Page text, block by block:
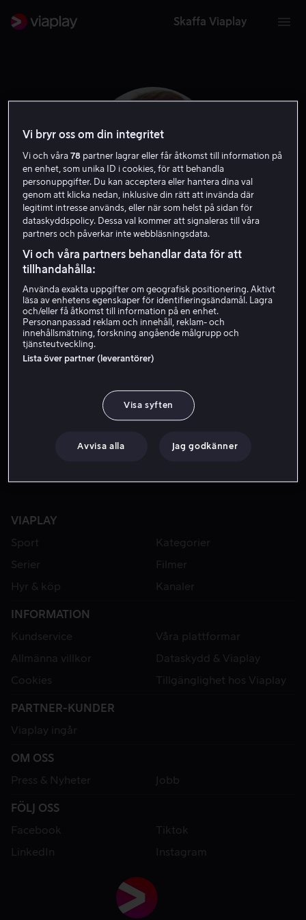
Skaffa Viaplay
Kiff VandenHeuvel
VIAPLAY
Sport
Kategorier
Serier
Filmer
Hyr & köp
Kanaler
INFORMATION
Kundservice
Våra plattformar
Allmänna villkor
Dataskydd & Viaplay
Cookies
Tillgänglighet hos Viaplay
PARTNER-KUNDER
Viaplay ingår
OM OSS
Press & Nyheter
Jobb
FÖLJ OSS
Facebook
Tiktok
LinkedIn
Instagram
Vi bryr oss om din integritet
Vi och våra78 partner lagrar eller får åtkomst till information på
en enhet, som unika ID i cookies, för att behandla
personuppgifter. Du kan acceptera eller hantera dina val
genom att klicka nedan, inklusive din rätt att invända där
legitimt intresse används, eller när som helst på sidan för
dataskyddspolicy. Dessa val kommer att signaleras till våra
partners och påverkar inte webbläsningsdata.
Vi och våra partners behandlar data för att
tillhandahålla:
Använda exakta uppgifter om geografisk positionering. Aktivt
läsa av enhetens egenskaper för identifieringsändamål. Lagra
och/eller få åtkomst till information på en enhet.
Personanpassad reklam och innehåll, reklam- och
innehållsmätning, forskning angående målgrupp och
tjänsteutveckling.
Lista över partner (leverantörer)
Visa syften
Avvisa alla Jag godkänner